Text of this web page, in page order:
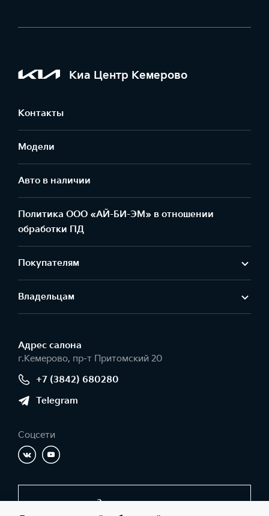
Киа Центр Кемерово
Контакты
Модели
Авто в наличии
Политика ООО «АЙ-БИ-ЭМ» в отношении
обработки ПД
Покупателям
Владельцам
Адрес салонa
г.Кемерово, пр-т Притомский 20
+7 (3842) 680280
Telegram
Соцсети
Заказать звонок